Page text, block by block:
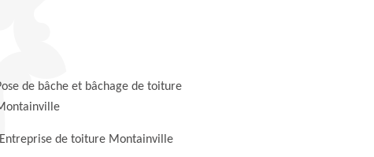
de bâche et bâchage de toiture
Entreprise de toiture Montainville